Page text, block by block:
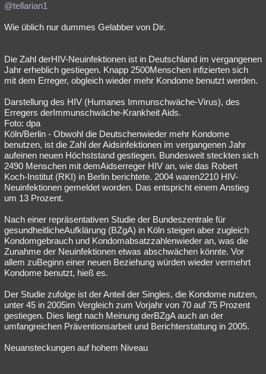
@tellarian1
Wie üblich nur dummes Gelabber von Dir.
Die Zahl derHIV-Neuinfektionen ist in Deutschland im vergangenen
Jahr erheblich gestiegen. Knapp 2500Menschen infizierten sich
mit dem Erreger, obgleich wieder mehr Kondome benutzt werden.
Darstellung des HIV (Humanes Immunschwäche-Virus), des
Erregers derImmunschwäche-Krankheit Aids.
Foto: dpa
Köln/Berlin - Obwohl die Deutschenwieder mehr Kondome
benutzen, ist die Zahl der Aidsinfektionen im vergangenen Jahr
aufeinen neuen Höchststand gestiegen. Bundesweit steckten sich
2490 Menschen mit demAidserreger HIV an, wie das Robert
Koch-Institut (RKI) in Berlin berichtete. 2004 waren2210 HIV-
Neuinfektionen gemeldet worden. Das entspricht einem Anstieg
um 13 Prozent.
Nach einer repräsentativen Studie der Bundeszentrale für
gesundheitlicheAufklärung (BZgA) in Köln steigen aber zugleich
Kondomgebrauch und Kondomabsatzzahlenwieder an, was die
Zunahme der Neuinfektionen etwas abschwächen könnte. Vor
allem zuBeginn einer neuen Beziehung würden wieder vermehrt
Kondome benutzt, hieß es.
Der Studie zufolge ist der Anteil der Singles, die Kondome nutzen,
unter 45 in 2005im Vergleich zum Vorjahr von 70 auf 75 Prozent
gestiegen. Dies liegt nach Meinung derBZgA auch an der
umfangreichen Präventionsarbeit und Berichterstattung in 2005.
Neuansteckungen auf hohem Niveau